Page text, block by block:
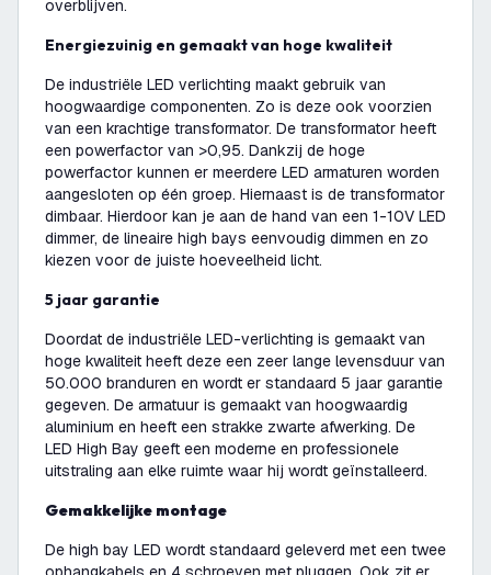
overblijven.
Energiezuinig en gemaakt van hoge kwaliteit
De industriële LED verlichting maakt gebruik van
hoogwaardige componenten. Zo is deze ook voorzien
van een krachtige transformator. De transformator heeft
een powerfactor van >0,95. Dankzij de hoge
powerfactor kunnen er meerdere LED armaturen worden
aangesloten op één groep. Hiernaast is de transformator
dimbaar. Hierdoor kan je aan de hand van een 1-10V LED
dimmer, de lineaire high bays eenvoudig dimmen en zo
kiezen voor de juiste hoeveelheid licht.
5 jaar garantie
Doordat de industriële LED-verlichting is gemaakt van
hoge kwaliteit heeft deze een zeer lange levensduur van
50.000 branduren en wordt er standaard 5 jaar garantie
gegeven. De armatuur is gemaakt van hoogwaardig
aluminium en heeft een strakke zwarte afwerking. De
LED High Bay geeft een moderne en professionele
uitstraling aan elke ruimte waar hij wordt geïnstalleerd.
Gemakkelijke montage
De high bay LED wordt standaard geleverd met een twee